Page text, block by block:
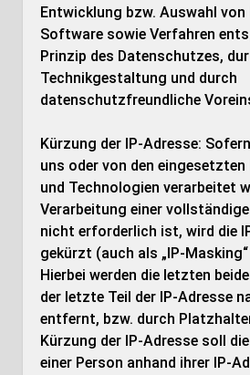
Entwicklung bzw. Auswahl von
Software sowie Verfahren
Prinzip des Datenschutzes,
Technikgestaltung und durch
datenschutzfreundliche
Kürzung der IP-Adresse:
uns oder von den
und Technologien verarbeitet
Verarbeitung einer
nicht erforderlich ist, wird die
gekürzt (auch als „IP-
Hierbei werden die letzten
der letzte Teil der IP-Adresse
entfernt, bzw. durch
Kürzung der IP-Adresse soll
einer Person anhand ihrer IP-